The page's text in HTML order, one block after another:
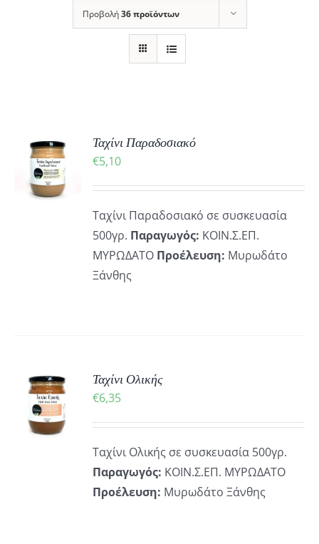
Προβολή36 προϊόντων
Ταχίνι Παραδοσιακό
€5,10
Ταχίνι Παραδοσιακό σε συσκευασία
500γρ. Παραγωγός: ΚΟΙΝ.Σ.ΕΠ.
ΜΥΡΩΔΑΤΟ Προέλευση: Μυρωδάτο
Ξάνθης
Ταχίνι Ολικής
€6,35
Ταχίνι Ολικής σε συσκευασία 500γρ.
Παραγωγός: ΚΟΙΝ.Σ.ΕΠ. ΜΥΡΩΔΑΤΟ
Προέλευση: Μυρωδάτο Ξάνθης